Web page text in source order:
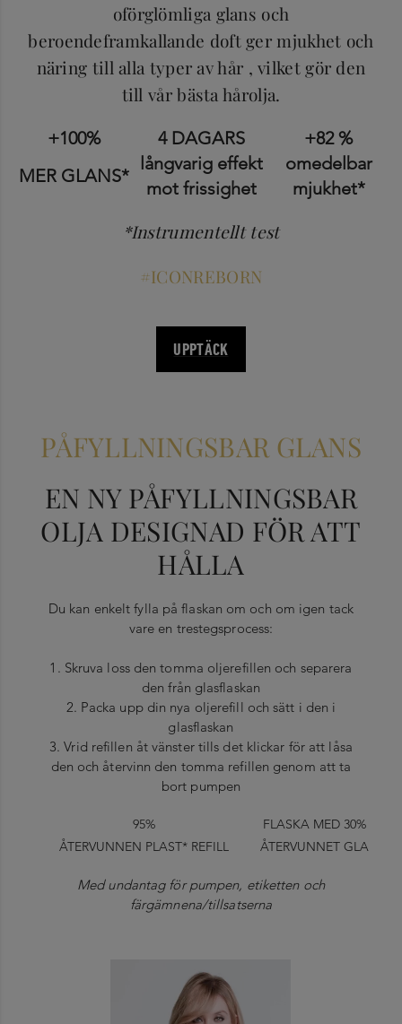
oförglömliga glans och
beroendeframkallande doft ger mjukhet och
näring till alla typer av hår , vilket gör den
till vår bästa hårolja.
+100% 4 DAGARS
+82 %
MER GLANS*
långvarig effekt
mot frissighet
omedelbar
mjukhet*
*Instrumentellt test
#ICONREBORN
UPPTÄCK
PÅFYLLNINGSBAR GLANS
EN NY PÅFYLLNINGSBAR
OLJA DESIGNAD FÖR ATT
HÅLLA
Du kan enkelt fylla på flaskan om och om igen tack
vare en trestegsprocess:
1. Skruva loss den tomma oljerefillen och separera
den från glasflaskan
2. Packa upp din nya oljerefill och sätt i den i
glasflaskan
3. Vrid refillen åt vänster tills det klickar för att låsa
den och återvinn den tomma refillen genom att ta
bort pumpen
95%
FLASKA MED 30%
ÅTERVUNNEN PLAST* REFILL
ÅTERVUNNET GLA
Med undantag för pumpen, etiketten och
färgämnena/tillsatserna